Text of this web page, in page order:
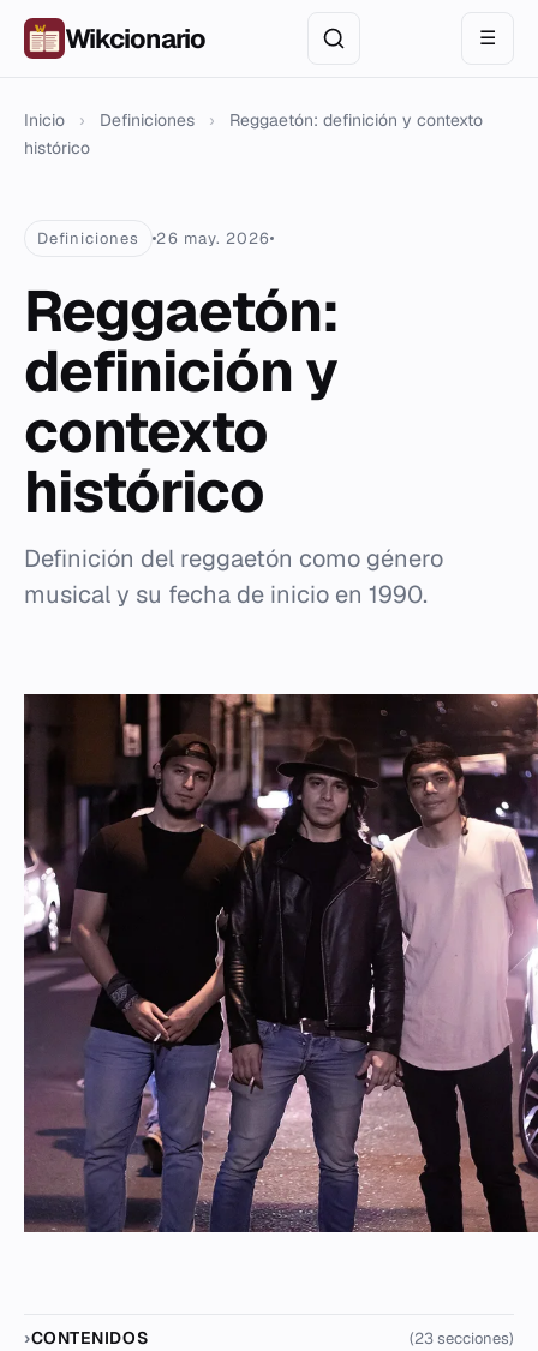
Wikcionario ☰
Inicio › Definiciones ›
Reggaetón: definición y contexto
histórico
Definiciones 26 may. 2026
Reggaetón:
definición y
contexto
histórico
Definición del reggaetón como género
musical y su fecha de inicio en 1990.
CONTENIDOS (23 secciones)